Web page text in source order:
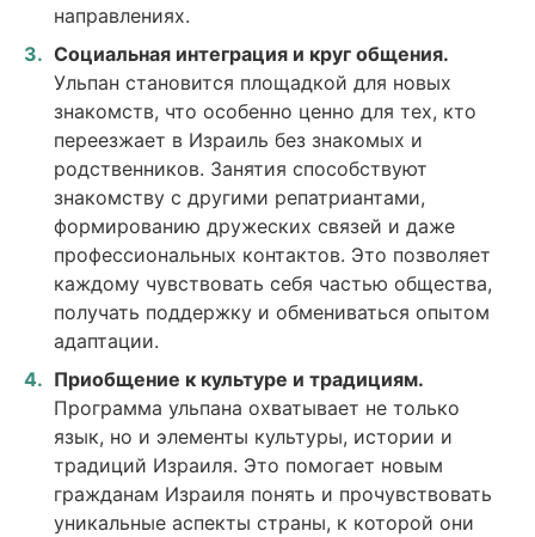
направлениях.
Социальная интеграция и круг общения.
Ульпан становится площадкой для новых
знакомств, что особенно ценно для тех, кто
переезжает в Израиль без знакомых и
родственников. Занятия способствуют
знакомству с другими репатриантами,
формированию дружеских связей и даже
профессиональных контактов. Это позволяет
каждому чувствовать себя частью общества,
получать поддержку и обмениваться опытом
адаптации.
Приобщение к культуре и традициям.
Программа ульпана охватывает не только
язык, но и элементы культуры, истории и
традиций Израиля. Это помогает новым
гражданам Израиля понять и прочувствовать
уникальные аспекты страны, к которой они